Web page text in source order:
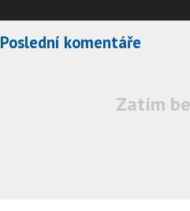
Poslední komentáře
Zatím